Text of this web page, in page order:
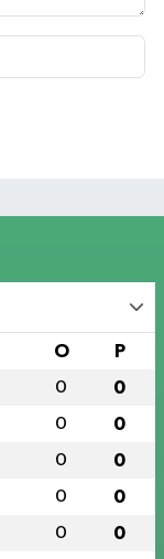
O P
0 0
0 0
0 0
0 0
0 0